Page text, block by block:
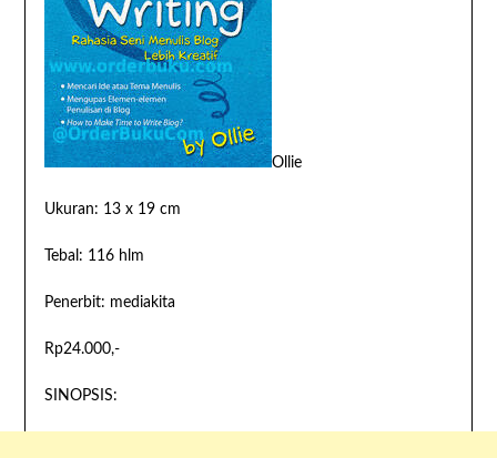
Ollie
Ukuran: 13 x 19 cm
Tebal: 116 hlm
Penerbit: mediakita
Rp24.000,-
SINOPSIS: